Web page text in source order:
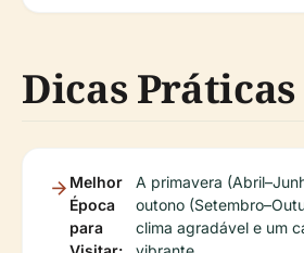
Dicas Práticas
Melhor
Época
para
A primavera
outono
clima agradável e um